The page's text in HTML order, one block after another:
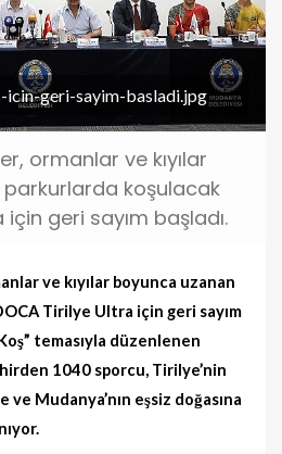
icin-geri-sayim-basladi.jpg
ormanlar ve kıyılar
koşulacak
için geri sayım başladı.
ve kıyılar boyunca uzanan
Tirilye Ultra için geri sayım
temasıyla düzenlenen
1040 sporcu, Tirilye’nin
ve Mudanya’nın eşsiz doğasına
ıyor.